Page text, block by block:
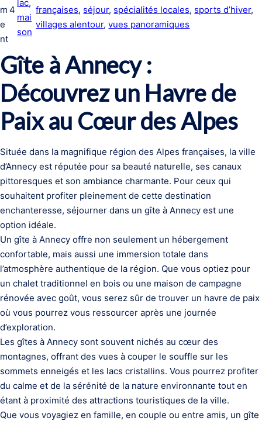
m
e
nt
4
lac
mai
son
françaises, séjour, spécialités locales, sports d’hiver
villages alentour, vues panoramiques
Gîte à Annecy :
Découvrez un Havre de
Paix au Cœur des Alpes
Située dans la magnifique région des Alpes françaises, la ville
d’Annecy est réputée pour sa beauté naturelle, ses canaux
pittoresques et son ambiance charmante. Pour ceux qui
souhaitent profiter pleinement de cette destination
enchanteresse, séjourner dans un gîte à Annecy est une
option idéale.
Un gîte à Annecy offre non seulement un hébergement
confortable, mais aussi une immersion totale dans
l’atmosphère authentique de la région. Que vous optiez pour
un chalet traditionnel en bois ou une maison de campagne
rénovée avec goût, vous serez sûr de trouver un havre de paix
où vous pourrez vous ressourcer après une journée
d’exploration.
Les gîtes à Annecy sont souvent nichés au cœur des
montagnes, offrant des vues à couper le souffle sur les
sommets enneigés et les lacs cristallins. Vous pourrez profiter
du calme et de la sérénité de la nature environnante tout en
étant à proximité des attractions touristiques de la ville.
Que vous voyagiez en famille, en couple ou entre amis, un gîte